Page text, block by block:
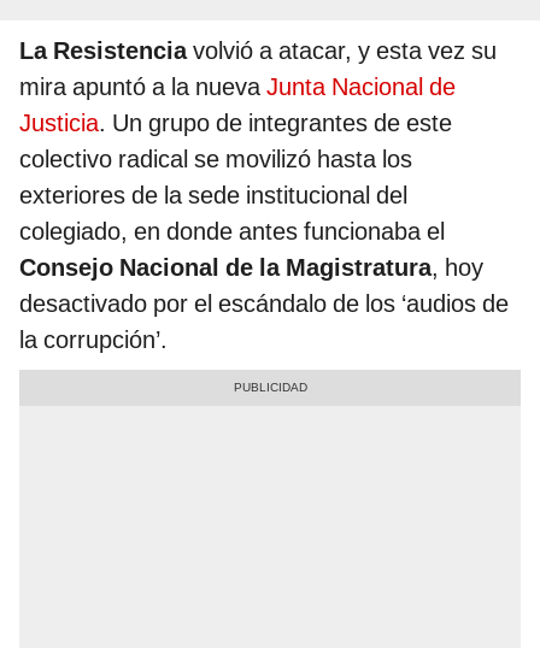
La Resistenciavolvió a atacar, y esta vez su
mira apuntó a la nuevaJunta Nacional de
Justicia. Un grupo de integrantes de este
colectivo radical se movilizó hasta los
exteriores de la sede institucional del
colegiado, en donde antes funcionaba el
Consejo Nacional de la Magistratura, hoy
desactivado por el escándalo de los ‘audios de
la corrupción’.